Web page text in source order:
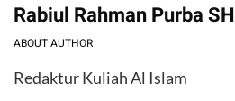
Rabiul Rahman Purba SH
ABOUT AUTHOR
Redaktur Kuliah Al Islam